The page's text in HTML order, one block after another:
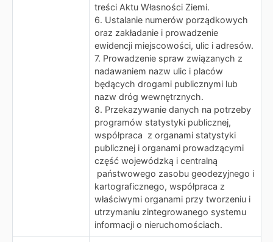
treści Aktu Własności Ziemi.
6. Ustalanie numerów porządkowych
oraz zakładanie i prowadzenie
ewidencji miejscowości, ulic i adresów.
7. Prowadzenie spraw związanych z
nadawaniem nazw ulic i placów
będących drogami publicznymi lub
nazw dróg wewnętrznych.
8. Przekazywanie danych na potrzeby
programów statystyki publicznej,
współpraca z organami statystyki
publicznej i organami prowadzącymi
część wojewódzką i centralną
państwowego zasobu geodezyjnego i
kartograficznego, współpraca z
właściwymi organami przy tworzeniu i
utrzymaniu zintegrowanego systemu
informacji o nieruchomościach.